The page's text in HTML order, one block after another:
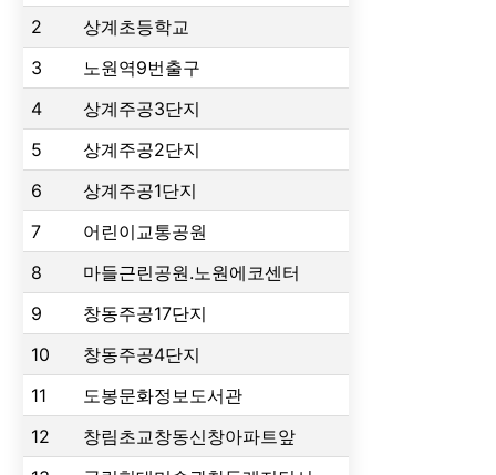
2
상계초등학교
3
노원역9번출구
4
상계주공3단지
5
상계주공2단지
6
상계주공1단지
7
어린이교통공원
8
마들근린공원.노원에코센터
9
창동주공17단지
10
창동주공4단지
11
도봉문화정보도서관
12
창림초교창동신창아파트앞